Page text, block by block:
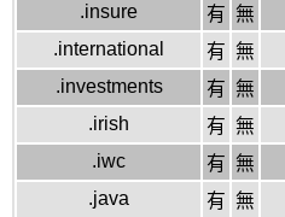
.insure
有 無
.international
有 無
.investments
有 無
.irish
有 無
.iwc
有 無
.java
有 無